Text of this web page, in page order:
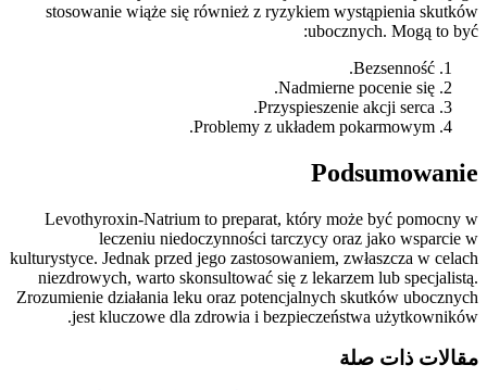
stosowanie wiąże się również z ryzykiem wystąpienia skutków
ubocznych. Mogą to być:
Bezsenność.
Nadmierne pocenie się.
Przyspieszenie akcji serca.
Problemy z układem pokarmowym.
Podsumowanie
Levothyroxin-Natrium to preparat, który może być pomocny w
leczeniu niedoczynności tarczycy oraz jako wsparcie w
kulturystyce. Jednak przed jego zastosowaniem, zwłaszcza w celach
niezdrowych, warto skonsultować się z lekarzem lub specjalistą.
Zrozumienie działania leku oraz potencjalnych skutków ubocznych
jest kluczowe dla zdrowia i bezpieczeństwa użytkowników.
مقالات ذات صلة